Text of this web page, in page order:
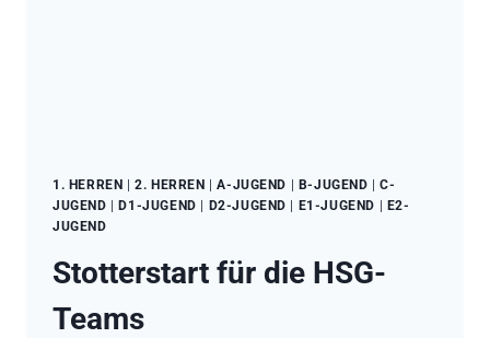
1. HERREN |2. HERREN |A-JUGEND B-JUGEND |C-
JUGEND
D1-JUGEND D2-JUGEND E1-JUGEND
E2-
JUGEND
Stotterstart für die HSG-
Teams